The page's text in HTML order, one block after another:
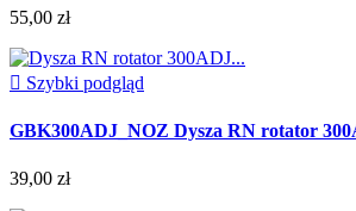
55,00 zł
 Szybki podgląd
GBK300ADJ_NOZ Dysza RN rotator
39,00 zł